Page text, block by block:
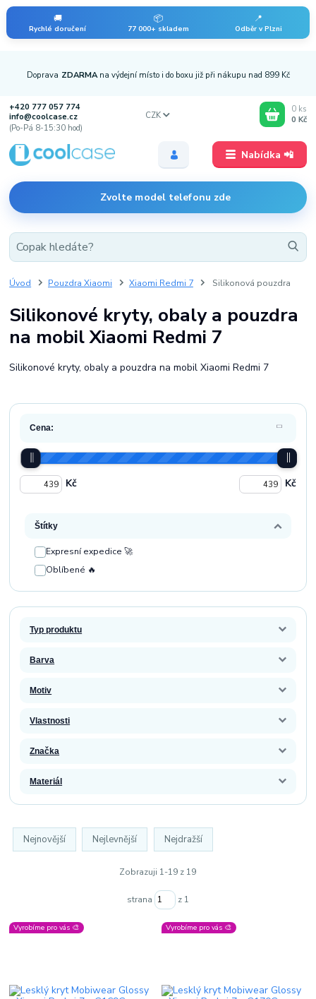
🚚
Rychlé doručení
📦
77 000+ skladem
📍
Odběr v Plzni
Nabídka 📲
Doprava ZDARMA na výdejní místo i do boxu již při nákupu nad 899 Kč
+420 777 057 774
info@coolcase.cz
(Po-Pá 8-15:30 hod)
Zvolte model telefonu zde
CZK
0 ks
0 Kč
Úvod Pouzdra Xiaomi Xiaomi Redmi 7 Silikonová pouzdra
Silikonové kryty, obaly a pouzdra
na mobil Xiaomi Redmi 7
Silikonové kryty, obaly a pouzdra na mobil Xiaomi Redmi 7
Cena:
Kč Kč
Štítky
Expresní expedice 🚀
Oblíbené 🔥
Typ produktu
Barva
Motiv
Vlastnosti
Značka
Materiál
Nejnovější Nejlevnější Nejdražší
Zobrazuji 1-19 z 19
strana z 1
Vyrobíme pro vás 🎨 Vyrobíme pro vás 🎨